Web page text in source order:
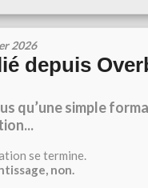
2026
depuis
qu’une simple
se termine.
non.